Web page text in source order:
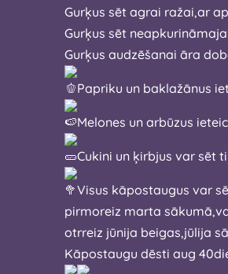
Gurķus sēt agrai
Gurķus sēt
Gurķus audzēšanai āra
Papriku un baklažānus
Cukini un ķirbjus var sēt
Visus kāpostaugus var
pirmoreiz marta
otrreiz jūnija beigas,jūlija
Kāpostaugu dēsti aug